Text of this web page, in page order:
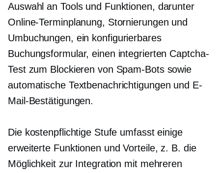
Auswahl an Tools und Funktionen, darunter
Online-Terminplanung, Stornierungen und
Umbuchungen, ein konfigurierbares
Buchungsformular, einen integrierten Captcha-
Test zum Blockieren von Spam-Bots sowie
automatische Textbenachrichtigungen und E-
Mail-Bestätigungen.
Die kostenpflichtige Stufe umfasst einige
erweiterte Funktionen und Vorteile, z. B. die
Möglichkeit zur Integration mit mehreren